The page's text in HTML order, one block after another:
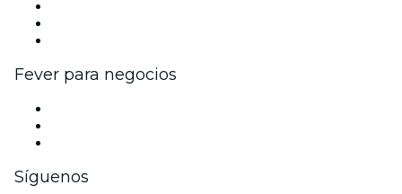
Fever para negocios
Síguenos